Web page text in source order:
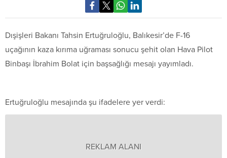
Dışişleri Bakanı Tahsin Ertuğruloğlu, Balıkesir’de F-16
uçağının kaza kırıma uğraması sonucu şehit olan Hava Pilot
Binbaşı İbrahim Bolat için başsağlığı mesajı yayımladı.
Ertuğruloğlu mesajında şu ifadelere yer verdi:
REKLAM ALANI